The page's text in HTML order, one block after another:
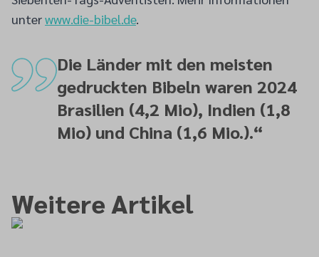
unterwww.die-bibel.de.
Die Länder mit den meisten
gedruckten Bibeln waren 2024
Brasilien (4,2 Mio), Indien (1,8
Mio) und China (1,6 Mio.).“
Weitere Artikel